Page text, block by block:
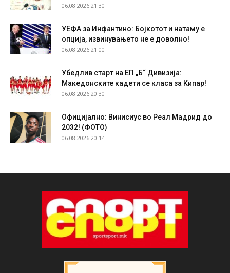
06.08.2026 21:30
УЕФА за Инфантино: Бојкотот и натаму е
опција, извинувањето не е доволно!
06.08.2026 21:00
Убедлив старт на ЕП „Б“ Дивизија:
Македонските кадети се класа за Кипар!
06.08.2026 20:30
Официјално: Винисиус во Реал Мадрид до
2032! (ФОТО)
06.08.2026 20:14